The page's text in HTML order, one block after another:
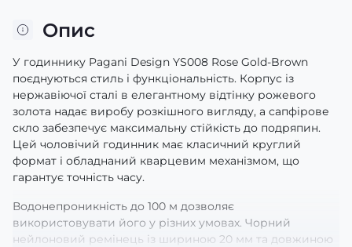
Опис
У годиннику Pagani Design YS008 Rose Gold-Brown
поєднуються стиль і функціональність. Корпус із
нержавіючої сталі в елегантному відтінку рожевого
золота надає виробу розкішного вигляду, а сапфірове
скло забезпечує максимальну стійкість до подряпин.
Цей чоловічий годинник має класичний круглий
формат і обладнаний кварцевим механізмом, що
гарантує точність часу.
Водонепроникність до 100 м дозволяє
використовувати його у різних умовах. Чорний
нейлоновий ремінець із шириною 20 мм та довжиною